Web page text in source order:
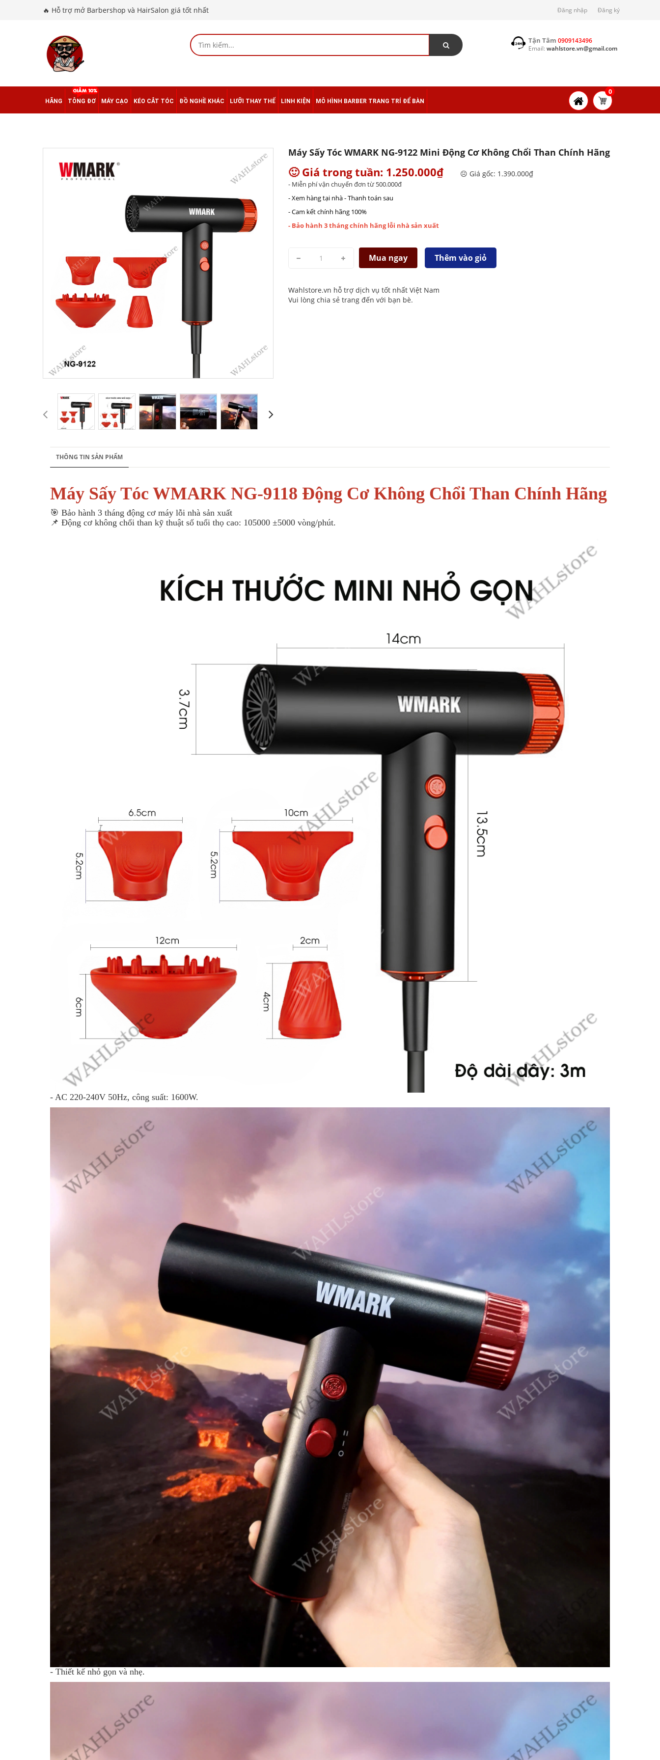
🔥 Hỗ trợ mở Barbershop và HairSalon giá tốt nhất Đăng nhập Đăng ký
Tận Tâm 0909143496
Email: wahlstore.vn@gmail.com
HÃNG TÔNG ĐƠ MÁY CẠO KÉO CẮT TÓC ĐỒ NGHỀ KHÁC LƯỠI THAY THẾ LINH KIỆN MÔ HÌNH BARBER TRANG TRÍ ĐỂ BÀN
0
Máy Sấy Tóc WMARK NG-9122 Mini Động Cơ Không Chổi Than Chính Hãng
🙂 Giá trong tuần: 1.250.000₫ ☹️ Giá gốc: 1.390.000₫
- Miễn phí vận chuyển đơn từ 500.000đ
- Xem hàng tại nhà - Thanh toán sau
- Cam kết chính hãng 100%
- Bảo hành 3 tháng chính hãng lỗi nhà sản xuất
Thêm vào giỏ
Mua ngay
Wahlstore.vn hỗ trợ dịch vụ tốt nhất Việt Nam
Vui lòng chia sẻ trang đến với bạn bè.
THÔNG TIN SẢN PHẨM
Máy Sấy Tóc WMARK NG-9118 Động Cơ Không Chổi Than Chính Hãng
🎯 Bảo hành 3 tháng động cơ máy lỗi nhà sản xuất
📌 Động cơ không chổi than kỹ thuật số tuổi thọ cao: 105000 ±5000 vòng/phút.
- AC 220-240V 50Hz, công suất: 1600W.
- Thiết kế nhỏ gọn và nhẹ.